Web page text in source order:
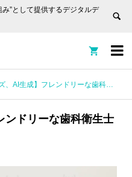
”として提供するデジタルデ


AI生成】フレンドリーな歯科衛生士の指導
ンドリーな歯科衛生士